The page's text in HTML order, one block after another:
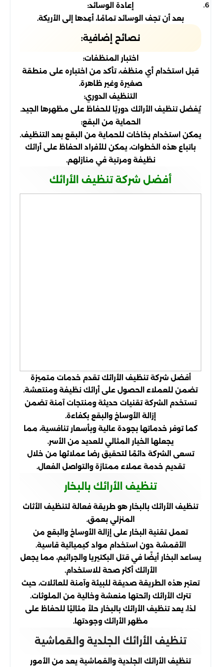
إعادة الوسائد:
بعد أن تجف الوسائد تمامًا، أعِدها إلى الأريكة.
نصائح إضافية:
اختبار المنظفات:
قبل استخدام أي منظف، تأكد من اختباره على منطقة
صغيرة وغير ظاهرة.
التنظيف الدوري:
يُفضل تنظيف الأرائك دوريًا للحفاظ على مظهرها الجيد.
الحماية من البقع:
يمكن استخدام بخاخات للحماية من البقع بعد التنظيف.
باتباع هذه الخطوات، يمكن للأفراد الحفاظ على أرائك
نظيفة ومرتبة في منازلهم.
أفضل شركة تنظيف الأرائك
أفضل شركة تنظيف الأرائك تقدم خدمات متميزة
تضمن للعملاء الحصول على أرائك نظيفة ومنتعشة.
تستخدم الشركة تقنيات حديثة ومنتجات آمنة تضمن
إزالة الأوساخ والبقع بكفاءة.
كما توفر خدماتها بجودة عالية وبأسعار تنافسية، مما
يجعلها الخيار المثالي للعديد من الأسر.
تسعى الشركة دائمًا لتحقيق رضا عملائها من خلال
تقديم خدمة عملاء ممتازة والتواصل الفعال.
تنظيف الأرائك بالبخار
تنظيف الأرائك بالبخار هو طريقة فعالة لتنظيف الأثاث
المنزلي بعمق.
تعمل تقنية البخار على إزالة الأوساخ والبقع من
الأقمشة دون استخدام مواد كيميائية قاسية.
يساعد البخار أيضًا في قتل البكتيريا والجراثيم، مما يجعل
الأرائك أكثر صحة للاستخدام.
تعتبر هذه الطريقة صديقة للبيئة وآمنة للعائلات، حيث
تترك الأرائك رائحتها منعشة وخالية من الملوثات.
لذا، يعد تنظيف الأرائك بالبخار حلاً مثاليًا للحفاظ على
مظهر الأرائك وجودتها.
تنظيف الأرائك الجلدية والقماشية
تنظيف الأرائك الجلدية والقماشية يعد من الأمور